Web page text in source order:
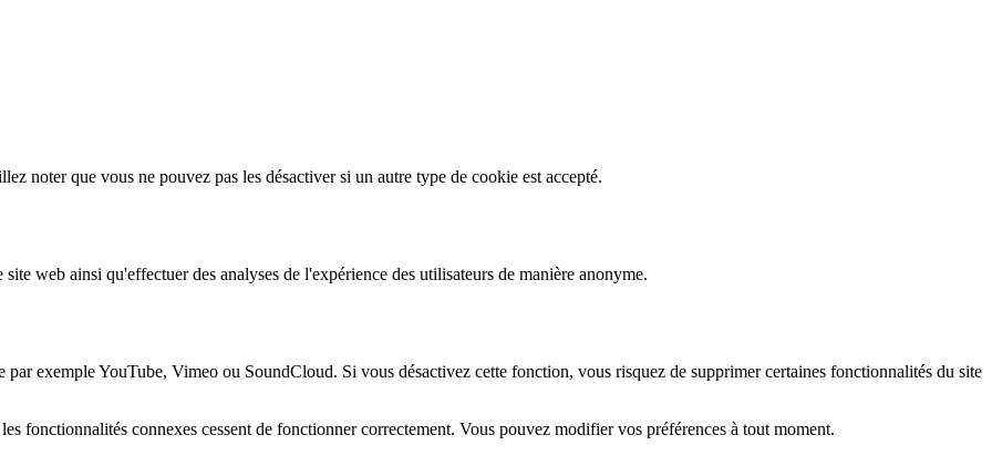
noter que vous ne pouvez pas les désactiver si un autre type de cookie est accepté.
web ainsi qu'effectuer des analyses de l'expérience des utilisateurs de manière anonyme.
exemple YouTube, Vimeo ou SoundCloud. Si vous désactivez cette fonction, vous risquez de supprimer certaines fonctionnalités du site
fonctionnalités connexes cessent de fonctionner correctement. Vous pouvez modifier vos préférences à tout moment.